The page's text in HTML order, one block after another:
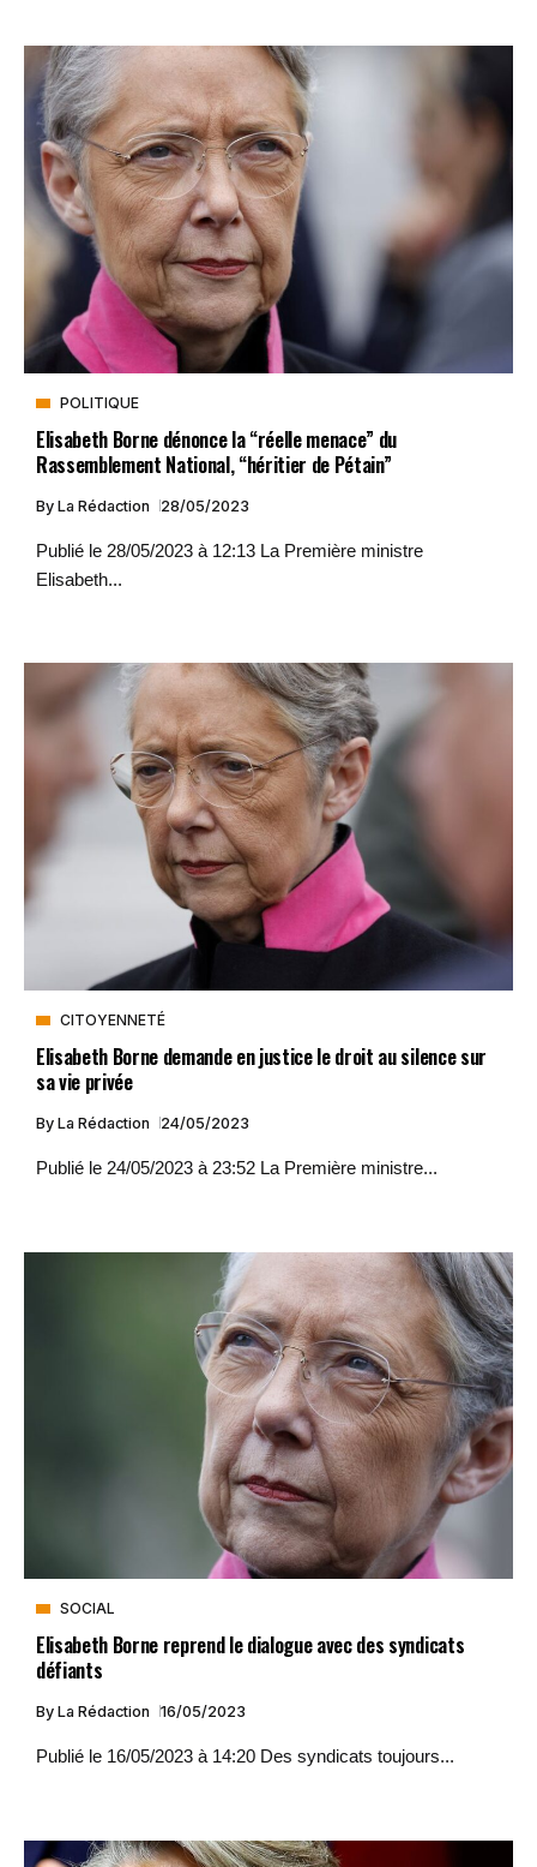
POLITIQUE
Elisabeth Borne dénonce la “réelle menace” du
Rassemblement National, “héritier de Pétain”
By La Rédaction 28/05/2023
Publié le 28/05/2023 à 12:13 La Première ministre
Elisabeth...
CITOYENNETÉ
Elisabeth Borne demande en justice le droit au silence sur
sa vie privée
By La Rédaction 24/05/2023
Publié le 24/05/2023 à 23:52 La Première ministre...
SOCIAL
Elisabeth Borne reprend le dialogue avec des syndicats
défiants
By La Rédaction 16/05/2023
Publié le 16/05/2023 à 14:20 Des syndicats toujours...